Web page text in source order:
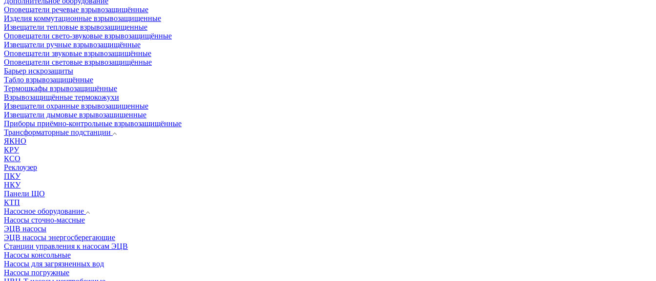
Оповещатели речевые взрывозащищённые
Изделия коммутационные взрывозащищенные
Извещатели тепловые взрывозащищенные
Оповещатели свето-звуковые взрывозащищённые
Извещатели ручные взрывозащищённые
Оповещатели звуковые взрывозащищённые
Оповещатели световые взрывозащищённые
Барьер искрозащиты
Табло взрывозащищённые
Термошкафы взрывозащищённые
Взрывозащищённые термокожухи
Извещатели охранные взрывозащищенные
Извещатели дымовые взрывозащищенные
Приборы приёмно-контрольные взрывозащищённые
Трансформаторные подстанции
ЯКНО
КРУ
КСО
Реклоузер
ПКУ
НКУ
Панели ЩО
КТП
Насосное оборудование
Насосы сточно-массные
ЭЦВ насосы
ЭЦВ насосы энергосберегающие
Станции управления к насосам ЭЦВ
Насосы консольные
Насосы для загрязненных вод
Насосы погружные